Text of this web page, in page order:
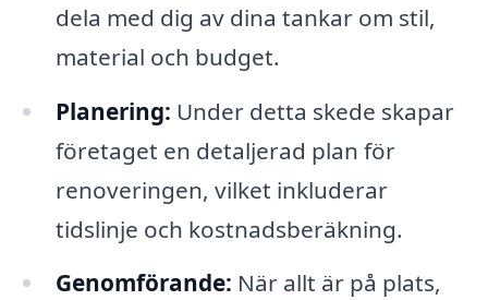
dela med dig av dina tankar om stil,
material och budget.
Planering: Under detta skede skapar
företaget en detaljerad plan för
renoveringen, vilket inkluderar
tidslinje och kostnadsberäkning.
Genomförande: När allt är på plats,